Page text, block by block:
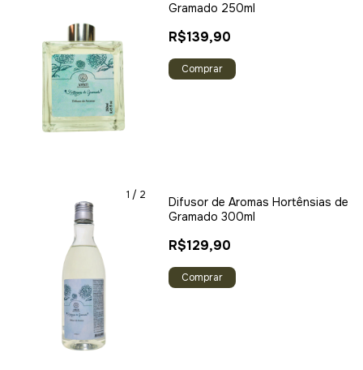
Gramado 250ml
R$139,90
1 / 2
Difusor de Aromas Hortênsias de
Gramado 300ml
R$129,90
Comprar